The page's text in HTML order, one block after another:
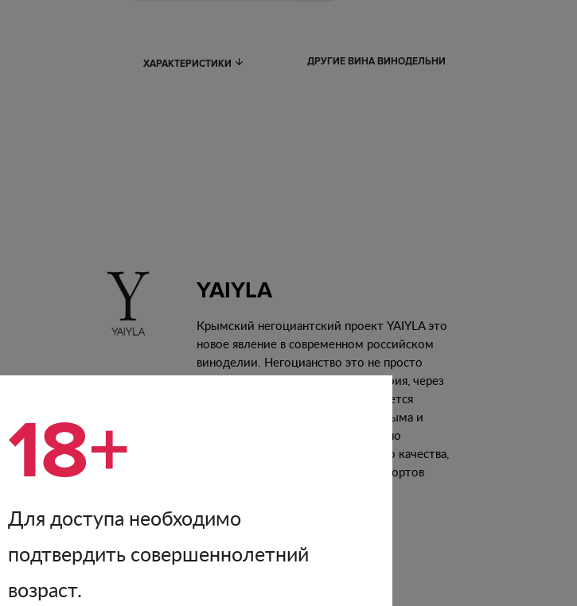
ХАРАКТЕРИСТИКИ ДРУГИЕ ВИНА ВИНОДЕЛЬНИ
YAIYLA
Крымский негоциантский проект YAIYLA это
новое явление в современном российском
виноделии. Негоцианство это не просто
бизнес, это определённая философия, через
которую Виталий Маринчук старается
выразить самобытную природу Крыма и
доказать, что в этом регионе можно
выпускать вина не только высокого качества,
но и вина из редких, автохтонных сортов
Подробнее о винодельне
18+
Для доступа необходимо
подтвердить совершеннолетний
возраст.